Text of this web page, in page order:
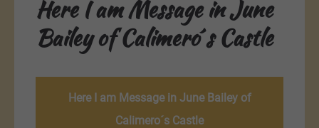
Here I am Message in June
Bailey of Calimero´s Castle
Here I am Message in June Bailey of
Calimero´s Castle